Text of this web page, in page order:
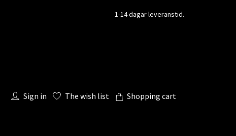
1-14 dagar leveranstid.
Sign in The wish list Shopping cart